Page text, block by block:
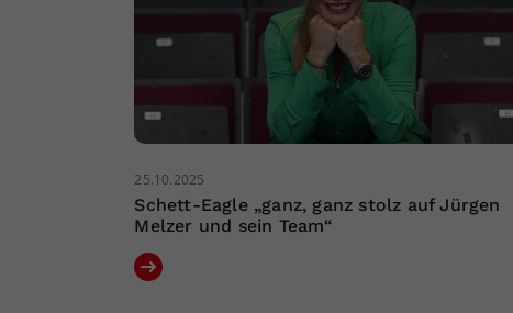
25.10.2025
Schett-Eagle „ganz, ganz stolz auf Jürgen
Melzer und sein Team“